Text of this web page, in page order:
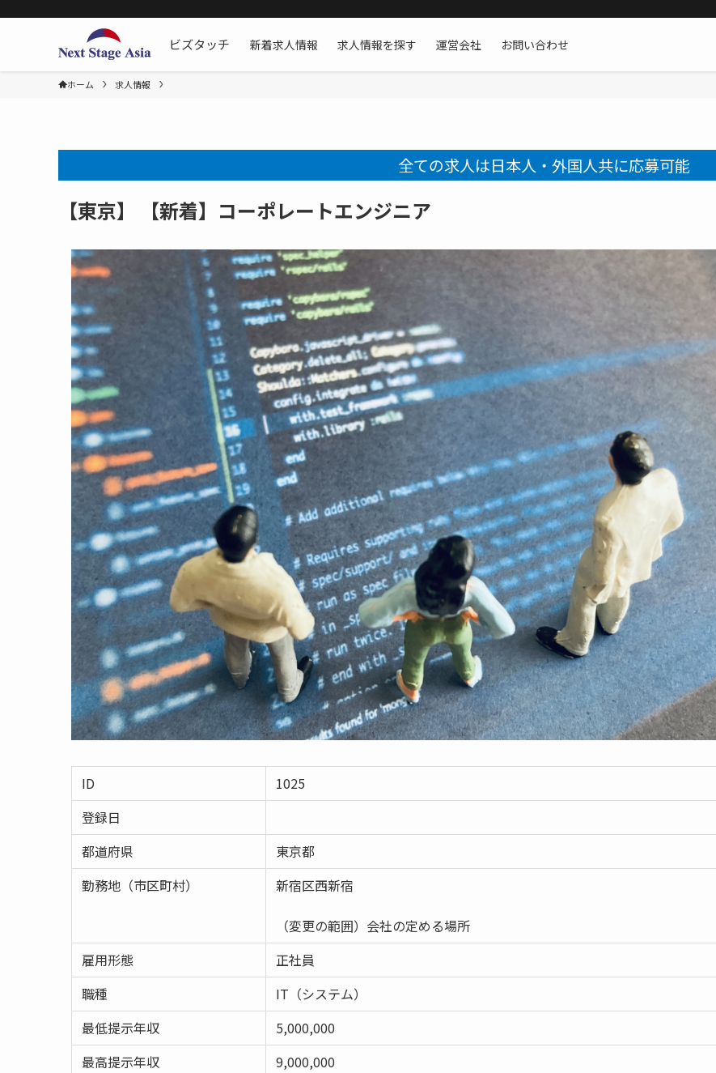
ビズタッチ
新着求人情報 求人情報を探す 運営会社 お問い合わせ
ホーム 求人情報
全ての求人は日本人・外国人共に応募可能
【東京】 【新着】コーポレートエンジニア
ID
1025
登録日
都道府県
東京都
勤務地（市区町村）
新宿区西新宿
（変更の範囲）会社の定める場所
雇用形態
正社員
職種
IT（システム）
最低提示年収
5,000,000
最高提示年収
9,000,000